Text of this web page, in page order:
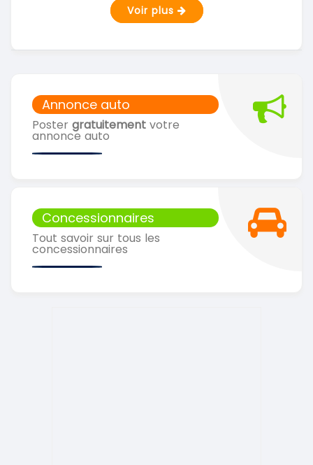
Annonce auto
Poster gratuitement votre
annonce auto
Concessionnaires
Tout savoir sur tous les
concessionnaires
Voir plus